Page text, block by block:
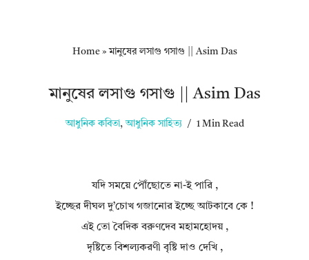
Home»মানুষের লসাগু গসাগু || Asim Das
মানুষের লসাগু গসাগু || Asim Das
আধুনিক কবিতা, আধুনিক সাহিত্য 1 Min Read
যদি সময়ে পৌঁছোতে না-ই পারি ,
ইচ্ছের দীঘল দু’চোখ গজানোর ইচ্ছে আটকাবে কে !
এই তো বৈদিক বরুণদেব মহামহোদয় ,
দৃষ্টিতে বিশল্যকরণী বৃষ্টি দাও দেখি ,